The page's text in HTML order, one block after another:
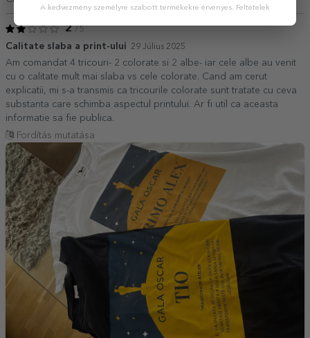
2/ 5
Calitate slaba a print-ului 29 Július 2025
Am comandat 4 tricouri- 2 colorate si 2 albe- iar cele albe au venit
cu o calitate mult mai slaba vs cele colorate. Cand am cerut
explicatii, mi s-a transmis ca tricourile colorate sunt tratate cu ceva
substanta care schimba aspectul printului. Ar fi util ca aceasta
informatie sa fie publica.
Fordítás mutatása
A kedvezmény személyre szabott termékekre érvényes. Feltételek